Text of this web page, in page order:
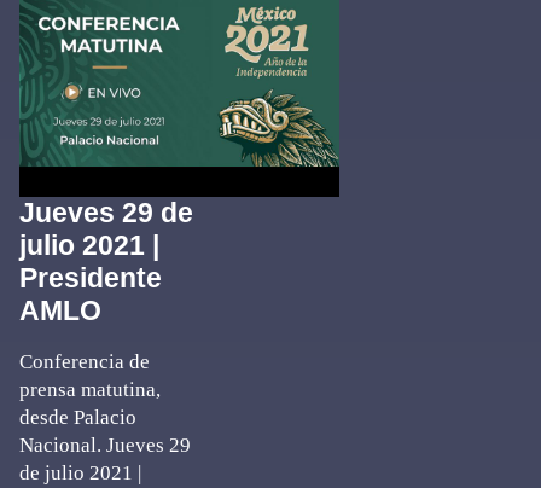
Jueves 29 de
julio 2021 |
Presidente
AMLO
Conferencia de
prensa matutina,
desde Palacio
Nacional. Jueves 29
de julio 2021 |